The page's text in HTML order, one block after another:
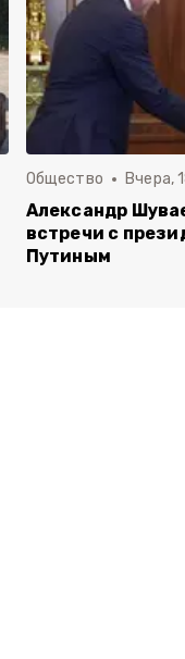
Общество Вчера,
Александр
встречи с
Путиным